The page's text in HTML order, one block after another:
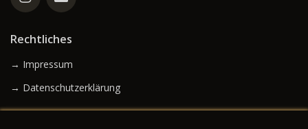
Rechtliches
→ Impressum
→ Datenschutzerklärung